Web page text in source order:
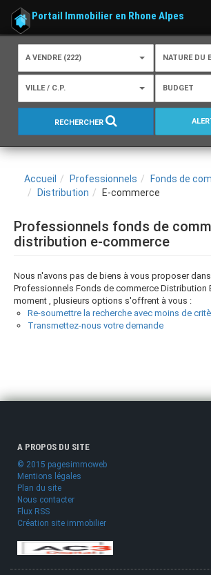
Portail Immobilier en Rhone Alpes
A VENDRE (222) NATURE DU
VILLE / C.P. BUDGET
RECHERCHER
Accueil Professionnels
Fonds de
Distribution
E-commerce
Professionnels fonds de
distribution e-commerce
Nous n'avons pas de biens à vous proposer
Professionnels Fonds de commerce Distribution
moment , plusieurs options s'offrent à vous :
Re-soumettre la recherche avec moins de
Transmettez-nous votre demande
A PROPOS DU SITE
© 2015 pagesimmoweb
Mentions légales
Plan du site
Nous contacter
Flux RSS
Création site immobilier